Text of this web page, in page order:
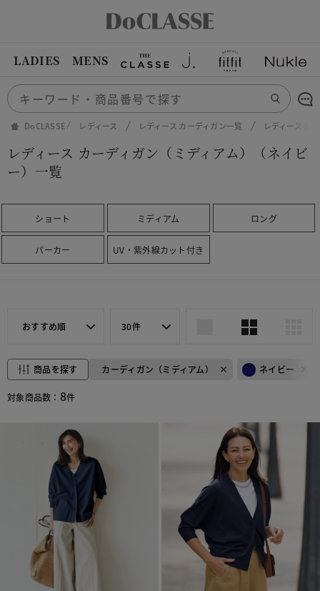
LADIES MENS
DoCLASSE レディース レディース カーディガン一覧 レディース カ
レディース カーディガン（ミディアム）（ネイビ
ー）一覧
ショート ミディアム ロング
パーカー UV・紫外線カット付き
おすすめ順 30件
商品を探す カーディガン（ミディアム） ネイビー
対象商品数： 8件